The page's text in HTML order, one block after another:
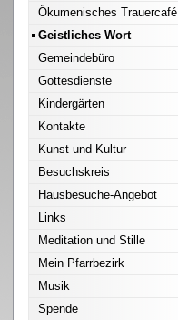
Ökumenisches Trauercafé
Geistliches Wort
Gemeindebüro
Gottesdienste
Kindergärten
Kontakte
Kunst und Kultur
Besuchskreis
Hausbesuche-Angebot
Links
Meditation und Stille
Mein Pfarrbezirk
Musik
Spende